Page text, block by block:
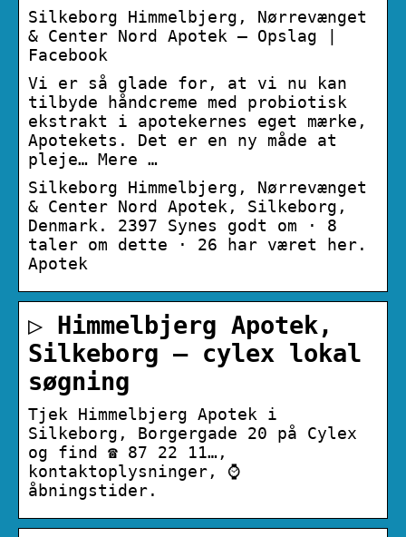
Silkeborg Himmelbjerg, Nørrevænget
& Center Nord Apotek – Opslag |
Facebook
Vi er så glade for, at vi nu kan
tilbyde håndcreme med probiotisk
ekstrakt i apotekernes eget mærke,
Apotekets. Det er en ny måde at
pleje… Mere …
Silkeborg Himmelbjerg, Nørrevænget
& Center Nord Apotek, Silkeborg,
Denmark. 2397 Synes godt om · 8
taler om dette · 26 har været her.
Apotek
▷ Himmelbjerg Apotek,
Silkeborg – cylex lokal
søgning
Tjek Himmelbjerg Apotek i
Silkeborg, Borgergade 20 på Cylex
og find ☎ 87 22 11…,
kontaktoplysninger, ⌚
åbningstider.